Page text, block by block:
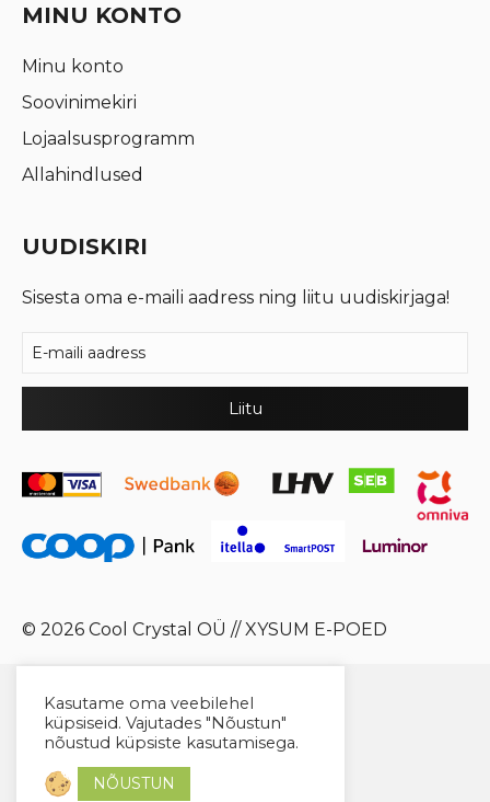
MINU KONTO
Minu konto
Soovinimekiri
Lojaalsusprogramm
Allahindlused
UUDISKIRI
Sisesta oma e-maili aadress ning liitu uudiskirjaga!
© 2026 Cool Crystal OÜ //XYSUM E-POED
Kasutame oma veebilehel
küpsiseid. Vajutades "Nõustun"
nõustud küpsiste kasutamisega.
NÕUSTUN